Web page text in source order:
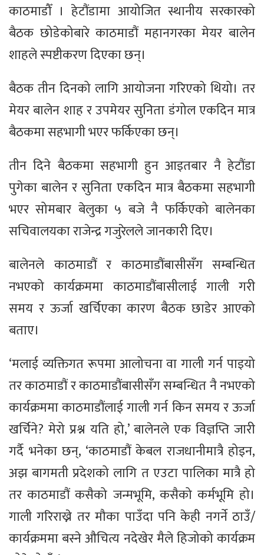
काठमाडौँ । हेटौंडामा आयोजित स्थानीय सरकारको
बैठक छोडेकोबारे काठमाडौं महानगरका मेयर बालेन
शाहले स्पष्टीकरण दिएका छन्।
बैठक तीन दिनको लागि आयोजना गरिएको थियो। तर
मेयर बालेन शाह र उपमेयर सुनिता डंगोल एकदिन मात्र
बैठकमा सहभागी भएर फर्किएका छन्।
तीन दिने बैठकमा सहभागी हुन आइतबार नै हेटौंडा
पुगेका बालेन र सुनिता एकदिन मात्र बैठकमा सहभागी
भएर सोमबार बेलुका ५ बजे नै फर्किएको बालेनका
सचिवालयका राजेन्द्र गजुरेलले जानकारी दिए।
बालेनले काठमाडौं र काठमाडौंबासीसँग सम्बन्धित
नभएको कार्यक्रममा काठमाडौंबासीलाई गाली गरी
समय र ऊर्जा खर्चिएका कारण बैठक छाडेर आएको
बताए।
‘मलाई व्यक्तिगत रूपमा आलोचना वा गाली गर्न पाइयो
तर काठमाडौं र काठमाडौंबासीसँग सम्बन्धित नै नभएको
कार्यक्रममा काठमाडौंलाई गाली गर्न किन समय र ऊर्जा
खर्चिने? मेरो प्रश्न यति हो,’ बालेनले एक विज्ञप्ति जारी
गर्दै भनेका छन्, ‘काठमाडौं केबल राजधानीमात्रै होइन,
अझ बागमती प्रदेशको लागि त एउटा पालिका मात्रै हो
तर काठमाडौं कसैको जन्मभूमि, कसैको कर्मभूमि हो।
गाली गरिराख्ने तर मौका पाउँदा पनि केही नगर्ने ठाउँ/
कार्यक्रममा बस्ने औचित्य नदेखेर मैले हिजोको कार्यक्रम